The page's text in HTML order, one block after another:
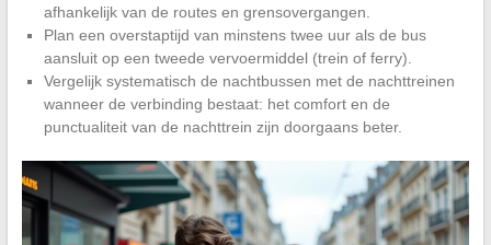
afhankelijk van de routes en grensovergangen.
Plan een overstaptijd van minstens twee uur als de bus
aansluit op een tweede vervoermiddel (trein of ferry).
Vergelijk systematisch de nachtbussen met de nachttreinen
wanneer de verbinding bestaat: het comfort en de
punctualiteit van de nachttrein zijn doorgaans beter.